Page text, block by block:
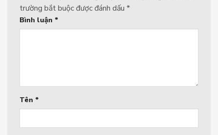
trường bắt buộc được đánh dấu *
Bình luận *
Tên *